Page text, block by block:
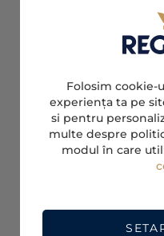
Folosim
experiența ta pe
si pentru
multe despre
modul în care